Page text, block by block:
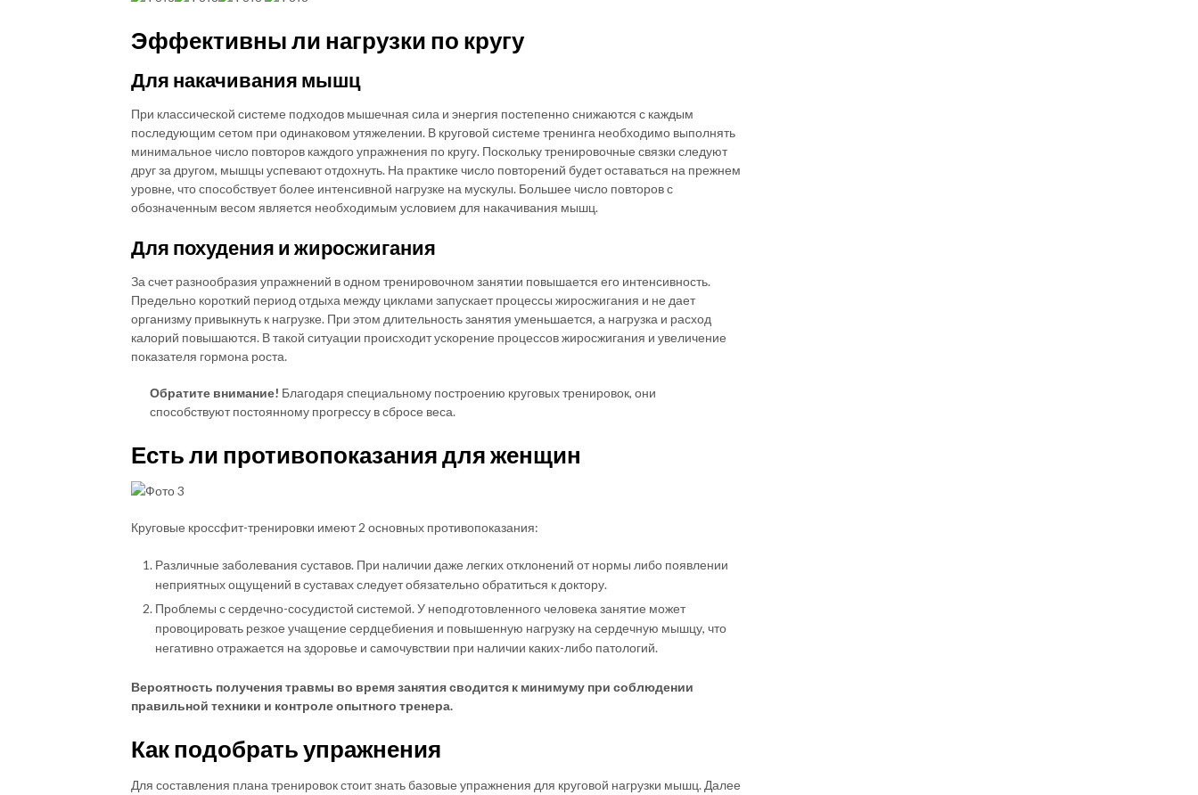
Эффективны ли нагрузки по кругу
Для накачивания мышц
При классической системе подходов мышечная сила и энергия постепенно снижаются с каждым
последующим сетом при одинаковом утяжелении. В круговой системе тренинга необходимо выполнять
минимальное число повторов каждого упражнения по кругу. Поскольку тренировочные связки следуют
друг за другом, мышцы успевают отдохнуть. На практике число повторений будет оставаться на прежнем
уровне, что способствует более интенсивной нагрузке на мускулы. Большее число повторов с
обозначенным весом является необходимым условием для накачивания мышц.
Для похудения и жиросжигания
За счет разнообразия упражнений в одном тренировочном занятии повышается его интенсивность.
Предельно короткий период отдыха между циклами запускает процессы жиросжигания и не дает
организму привыкнуть к нагрузке. При этом длительность занятия уменьшается, а нагрузка и расход
калорий повышаются. В такой ситуации происходит ускорение процессов жиросжигания и увеличение
показателя гормона роста.
Обратите внимание! Благодаря специальному построению круговых тренировок, они
способствуют постоянному прогрессу в сбросе веса.
Есть ли противопоказания для женщин
Круговые кроссфит-тренировки имеют 2 основных противопоказания:
Различные заболевания суставов. При наличии даже легких отклонений от нормы либо появлении
неприятных ощущений в суставах следует обязательно обратиться к доктору.
Проблемы с сердечно-сосудистой системой. У неподготовленного человека занятие может
провоцировать резкое учащение сердцебиения и повышенную нагрузку на сердечную мышцу, что
негативно отражается на здоровье и самочувствии при наличии каких-либо патологий.
Вероятность получения травмы во время занятия сводится к минимуму при соблюдении
правильной техники и контроле опытного тренера.
Как подобрать упражнения
Для составления плана тренировок стоит знать базовые упражнения для круговой нагрузки мышц. Далее